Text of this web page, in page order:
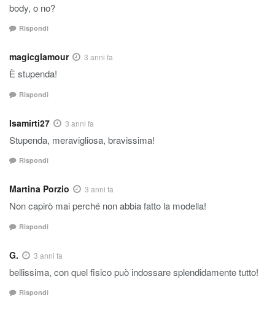
body, o no?
Rispondi
magicglamour 3 anni fa
È stupenda!
Rispondi
Isamirti27 3 anni fa
Stupenda, meravigliosa, bravissima!
Rispondi
Martina Porzio 3 anni fa
Non capirò mai perché non abbia fatto la modella!
Rispondi
G. 3 anni fa
bellissima, con quel fisico può indossare splendidamente tutto!
Rispondi